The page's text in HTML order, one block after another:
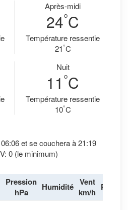
Après-midi
24°C
Température ressentie
21°C
Nuit
11 °C
Température ressentie
10°C
et se couchera à 21:19
0 (le minimum)
Pression
hPa
Humidité Vent
km/h Pluie